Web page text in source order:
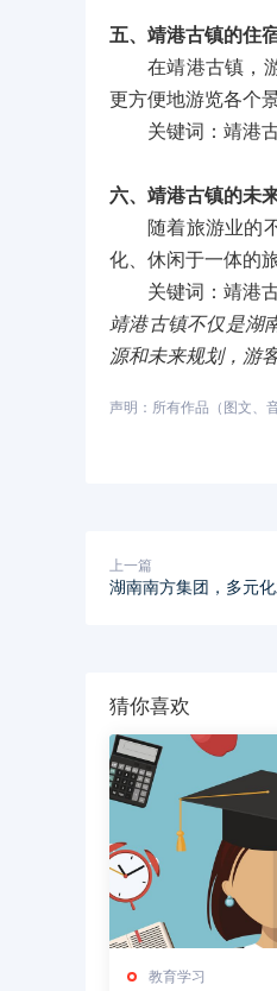
五、靖港古镇的住
在靖港古镇，
更方便地游览各个
关键词：靖港
六、靖港古镇的未
随着旅游业的
化、休闲于一体的
关键词：靖港
靖港古镇不仅是湖
源和未来规划，游
声明：所有作品（图文、
上一篇
湖南南方集团，多元
猜你喜欢
教育学习